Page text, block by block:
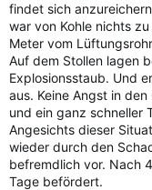
findet sich
war von Kohle nichts
Meter vom
Auf dem Stollen lagen
Explosionsstaub. Und
aus. Keine Angst in
und ein ganz schneller
Angesichts dieser
wieder durch den
befremdlich vor. Nach
Tage befördert.